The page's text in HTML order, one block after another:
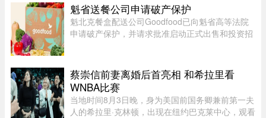
虽然有些旅游类网站是加拿大本地公司，但许多并
非如此，即使你要前往加拿 ...
魁省送餐公司申请破产保护
魁北克餐盒配送公司Goodfood已向魁省高等法院
申请破产保护，并请求批准启动正式出售和投资招
Chabot Inc.担任监督机构。此 ...
蔡崇信前妻离婚后首亮相 和希拉里看
WNBA比赛
当地时间8月3日晚，身为美国前国务卿兼前第一夫
人的希拉里·克林顿，出现在纽约巴克莱中心，观看